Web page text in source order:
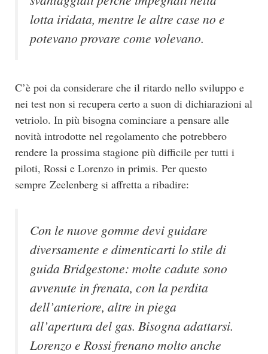
lotta iridata, mentre le altre case no e
potevano provare come volevano.
C’è poi da considerare che il ritardo nello sviluppo e
nei test non si recupera certo a suon di dichiarazioni al
vetriolo. In più bisogna cominciare a pensare alle
novità introdotte nel regolamento che potrebbero
rendere la prossima stagione più difficile per tutti i
piloti, Rossi e Lorenzo in primis. Per questo
sempre Zeelenberg si affretta a ribadire:
Con le nuove gomme devi guidare
diversamente e dimenticarti lo stile di
guida Bridgestone: molte cadute sono
avvenute in frenata, con la perdita
dell’anteriore, altre in piega
all’apertura del gas. Bisogna adattarsi.
Lorenzo e Rossi frenano molto anche